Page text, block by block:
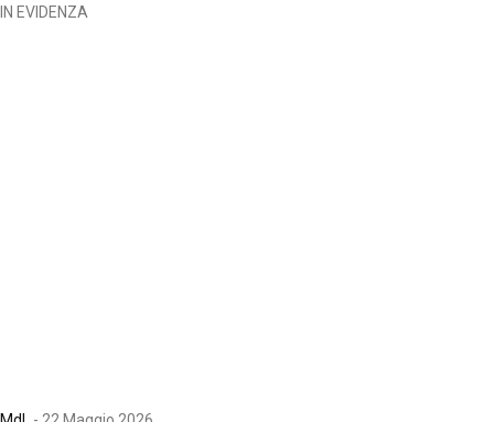
IN EVIDENZA